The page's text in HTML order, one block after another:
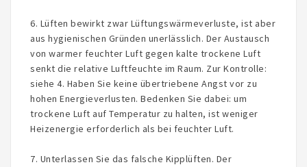
6. Lüften bewirkt zwar Lüftungswärmeverluste, ist aber
aus hygienischen Gründen unerlässlich. Der Austausch
von warmer feuchter Luft gegen kalte trockene Luft
senkt die relative Luftfeuchte im Raum. Zur Kontrolle:
siehe 4. Haben Sie keine übertriebene Angst vor zu
hohen Energieverlusten. Bedenken Sie dabei: um
trockene Luft auf Temperatur zu halten, ist weniger
Heizenergie erforderlich als bei feuchter Luft.
7. Unterlassen Sie das falsche Kipplüften. Der